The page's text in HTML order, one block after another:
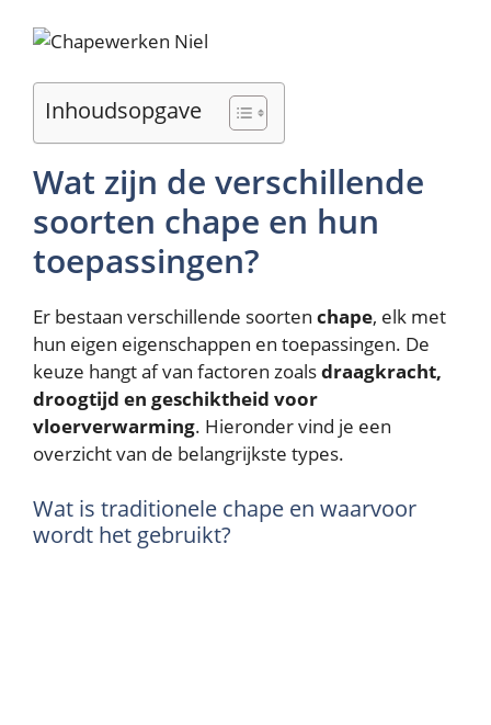
Inhoudsopgave
Wat zijn de verschillende
soorten chape en hun
toepassingen?
Er bestaan verschillende soorten chape, elk met
hun eigen eigenschappen en toepassingen. De
keuze hangt af van factoren zoalsdraagkracht,
droogtijd en geschiktheid voor
vloerverwarming. Hieronder vind je een
overzicht van de belangrijkste types.
Wat is traditionele chape en waarvoor
wordt het gebruikt?